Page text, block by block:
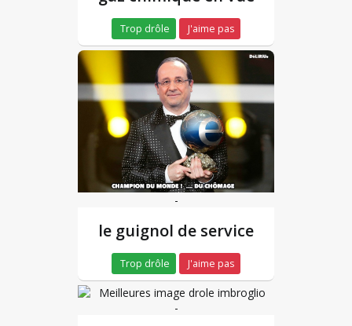
Trop drôle J'aime pas
-
le guignol de service
Trop drôle J'aime pas
-